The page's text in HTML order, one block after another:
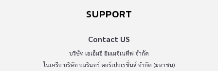
SUPPORT
Contact US
บริษัท เอเอ็มอี อิมเมจิเนทีฟ จำกัด
ในเครือ บริษัท อมรินทร์ คอร์เปอเรชั่นส์ จำกัด (มหาชน)